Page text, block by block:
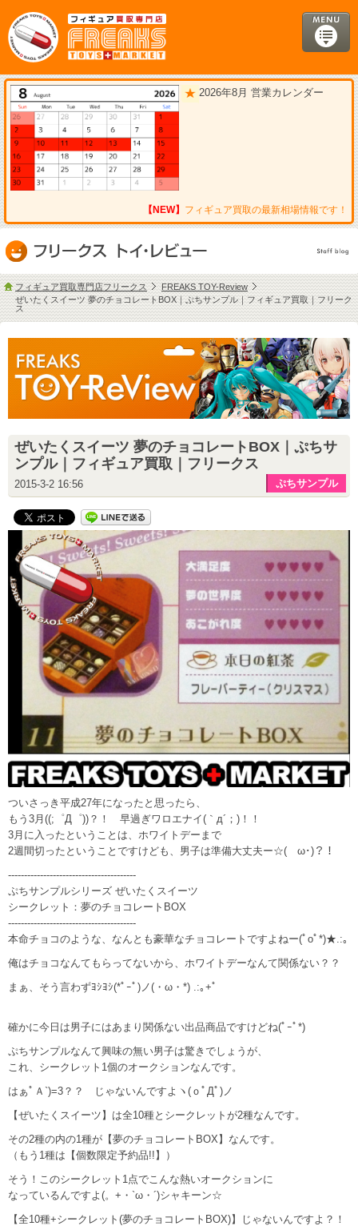
2026年8月 営業カレンダー
【NEW】 フィギュア買取の最新相場情報です！
フィギュア買取専門店フリークス
FREAKS TOY-Review
ぜいたくスイーツ 夢のチョコレートBOX｜ぷちサンプル｜フィギュア買取｜フリーク
ス
ぜいたくスイーツ 夢のチョコレートBOX｜ぷちサ
ンプル｜フィギュア買取｜フリークス
2015-3-2 16:56 ぷちサンプル
ついさっき平成27年になったと思ったら、
もう3月((;゜Д゜))？！ 早過ぎワロエナイ(｀д´；)！！
3月に入ったということは、ホワイトデーまで
2週間切ったということですけども、男子は準備大丈夫ー☆(ゝω･)？！
----------------------------------------
ぷちサンプルシリーズ ぜいたくスイーツ
シークレット：夢のチョコレートBOX
----------------------------------------
本命チョコのような、なんとも豪華なチョコレートですよねー(ﾟoﾟ*)★.:｡
俺はチョコなんてもらってないから、ホワイトデーなんて関係ない？？
まぁ、そう言わずﾖｼﾖｼ(*ﾟｰﾟ)ノ(・ω・*) .:｡+ﾟ
確かに今日は男子にはあまり関係ない出品商品ですけどね(ﾟｰﾟ*)
ぷちサンプルなんて興味の無い男子は驚きでしょうが、
これ、シークレット1個のオークションなんです。
はぁﾟＡ`)=3？？ じゃないんですよヽ(ｏﾟДﾟ)ノ
【ぜいたくスイーツ】は全10種とシークレットが2種なんです。
その2種の内の1種が【夢のチョコレートBOX】なんです。
（もう1種は【個数限定予約品!!】）
そう！このシークレット1点でこんな熱いオークションに
なっているんですよ(。+・`ω・´)シャキーン☆
【全10種+シークレット(夢のチョコレートBOX)】じゃないんですよ？！